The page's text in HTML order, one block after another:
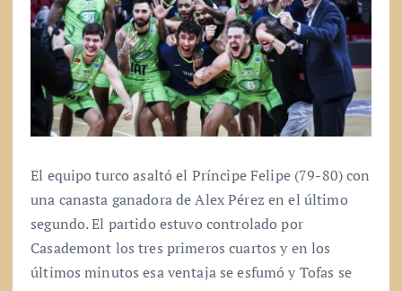
El equipo turco asaltó el Príncipe Felipe (79-80) con
una canasta ganadora de Alex Pérez en el último
segundo. El partido estuvo controlado por
Casademont los tres primeros cuartos y en los
últimos minutos esa ventaja se esfumó y Tofas se